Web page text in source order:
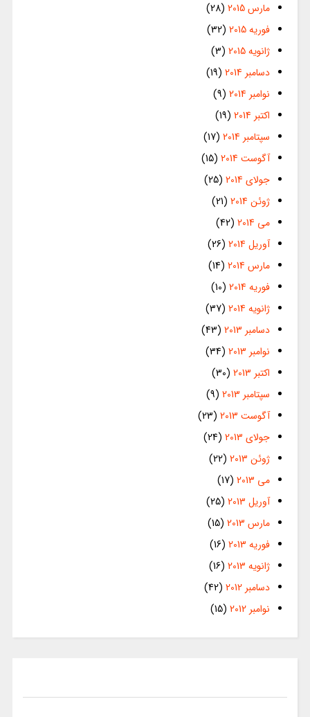
مارس 2015
(28)
فوریه 2015
(32)
ژانویه 2015
(3)
دسامبر 2014
(19)
نوامبر 2014
(9)
اکتبر 2014
(19)
سپتامبر 2014
(17)
آگوست 2014
(15)
جولای 2014
(25)
ژوئن 2014
(21)
می 2014
(42)
آوریل 2014
(26)
مارس 2014
(14)
فوریه 2014
(10)
ژانویه 2014
(37)
دسامبر 2013
(43)
نوامبر 2013
(34)
اکتبر 2013
(30)
سپتامبر 2013
(9)
آگوست 2013
(23)
جولای 2013
(24)
ژوئن 2013
(22)
می 2013
(17)
آوریل 2013
(25)
مارس 2013
(15)
فوریه 2013
(16)
ژانویه 2013
(16)
دسامبر 2012
(42)
نوامبر 2012
(15)